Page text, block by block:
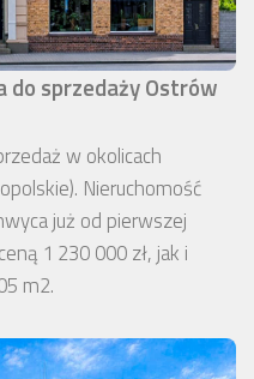
do sprzedaży Ostrów
w okolicach
Nieruchomość
już od pierwszej
1 230 000 zł, jak i
m2.